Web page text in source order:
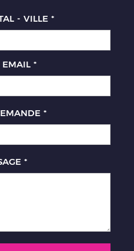
- VILLE *
EMAIL *
*
*